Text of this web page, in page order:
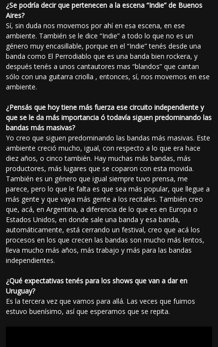
¿Se podría decir que pertenecen a la escena “Indie” de Buenos
Aires?
Sí, sin duda nos movemos por ahí en esa escena, en ese
ambiente. También se le dice “Indie” a todo lo que no es un
género muy encasillable, porque en el “Indie” tenés desde una
banda como El Perrodiablo que es una banda bien rockera, y
después tenés a unos cantautores mas “blandos” que cantan
sólo con una guitarra criolla , entonces, sí, nos movemos en ese
ambiente.
¿Pensás que hoy tiene más fuerza ese circuito independiente y
que se le da más importancia ó todavía siguen predominando las
bandas más masivas?
Yo creo que siguen predominando las bandas más masivas. Este
ambiente creció mucho, igual, con respecto a lo que era hace
diez años, o cinco también. Hay muchas más bandas, más
productores, más lugares que se coparon con esta movida.
También es un género que igual siempre tuvo prensa, me
parece, pero lo que le falta es que sea más popular, que llegue a
más gente y que vaya más gente a los recitales. También creo
que, acá, en Argentina, a diferencia de lo que es en Europa o
Estados Unidos, en donde sale una banda y esa banda,
automáticamente, está cerrando un festival, creo que acá los
procesos en los que crecen las bandas son mucho más lentos,
lleva mucho más años, más trabajo y más para las bandas
independientes.
¿Qué expectativas tenés para los shows que van a dar en
Uruguay?
Es la tercera vez que vamos para allá. Las veces que fuimos
estuvo buenísimo, así que esperamos que se repita.